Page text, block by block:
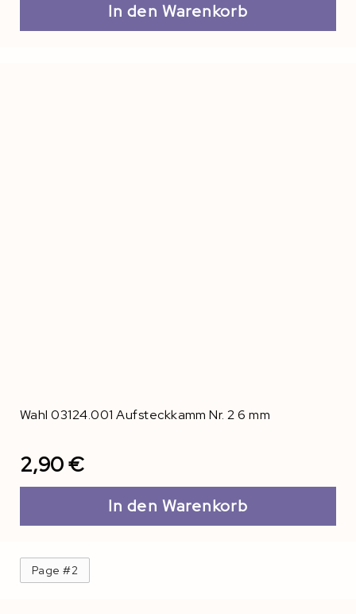
In den Warenkorb
Wahl 03124.001 Aufsteckkamm Nr. 2 6 mm
2,90 €
In den Warenkorb
Page #2